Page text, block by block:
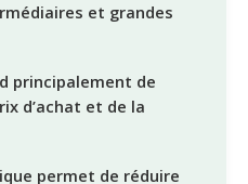
et grandes
principalement de
d’achat et de la
permet de réduire